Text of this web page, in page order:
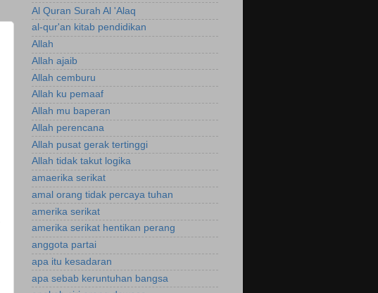
Al Quran Surah Al 'Alaq
al-qur'an kitab pendidikan
Allah
Allah ajaib
Allah cemburu
Allah ku pemaaf
Allah mu baperan
Allah perencana
Allah pusat gerak tertinggi
Allah tidak takut logika
amaerika serikat
amal orang tidak percaya tuhan
amerika serikat
amerika serikat hentikan perang
anggota partai
apa itu kesadaran
apa sebab keruntuhan bangsa